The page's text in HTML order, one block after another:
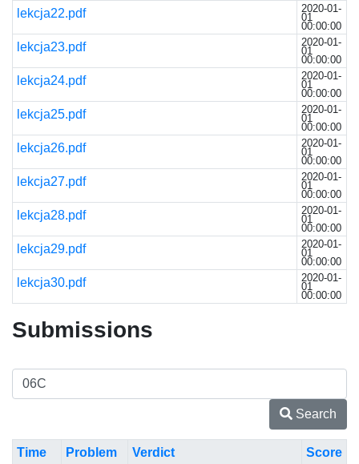
lekcja22.pdf 2020-01-
01
00:00:00
lekcja23.pdf 2020-01-
01
00:00:00
lekcja24.pdf 2020-01-
01
00:00:00
lekcja25.pdf 2020-01-
01
00:00:00
lekcja26.pdf 2020-01-
01
00:00:00
lekcja27.pdf 2020-01-
01
00:00:00
lekcja28.pdf 2020-01-
01
00:00:00
lekcja29.pdf 2020-01-
01
00:00:00
lekcja30.pdf 2020-01-
01
00:00:00
Submissions
Search
Time Problem Verdict Score